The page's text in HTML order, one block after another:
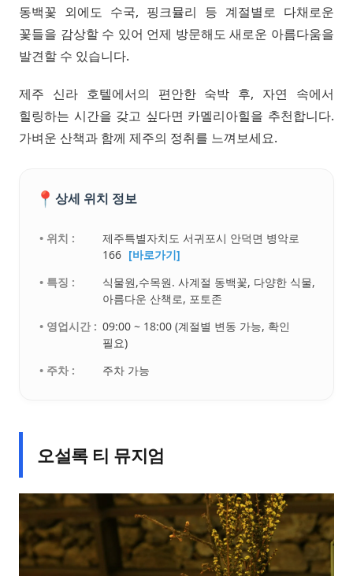
동백꽃 외에도 수국, 핑크뮬리 등 계절별로 다채로운
꽃들을 감상할 수 있어 언제 방문해도 새로운 아름다움을
발견할 수 있습니다.
제주 신라 호텔에서의 편안한 숙박 후, 자연 속에서
힐링하는 시간을 갖고 싶다면 카멜리아힐을 추천합니다.
가벼운 산책과 함께 제주의 정취를 느껴보세요.
📍 상세 위치 정보
• 위치 :
제주특별자치도 서귀포시 안덕면 병악로
166 [바로가기]
• 특징 :
식물원,수목원. 사계절 동백꽃, 다양한 식물,
아름다운 산책로, 포토존
• 영업시간 : 09:00 ~ 18:00 (계절별 변동 가능, 확인
필요)
• 주차 :
주차 가능
오설록 티 뮤지엄